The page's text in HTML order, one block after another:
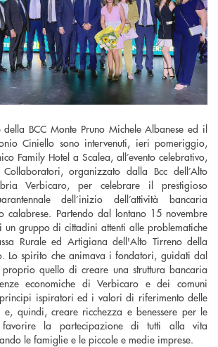
della BCC Monte Pruno Michele Albanese ed il
Ciniello sono intervenuti, ieri pomeriggio,
Family Hotel a Scalea, all’evento celebrativo,
organizzato dalla Bcc dell’Alto
Verbicaro, per celebrare il prestigioso
dell’inizio dell’attività bancaria
calabrese. Partendo dal lontano 15 novembre
gruppo di cittadini attenti alle problematiche
Rurale ed Artigiana dell'Alto Tirreno della
Lo spirito che animava i fondatori, guidati dal
quello di creare una struttura bancaria
economiche di Verbicaro e dei comuni
ispiratori ed i valori di riferimento delle
e, quindi, creare ricchezza e benessere per le
la partecipazione di tutti alla vita
le famiglie e le piccole e medie imprese.